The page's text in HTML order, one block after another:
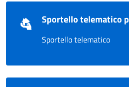
Sportello telematico
Sportello telematico